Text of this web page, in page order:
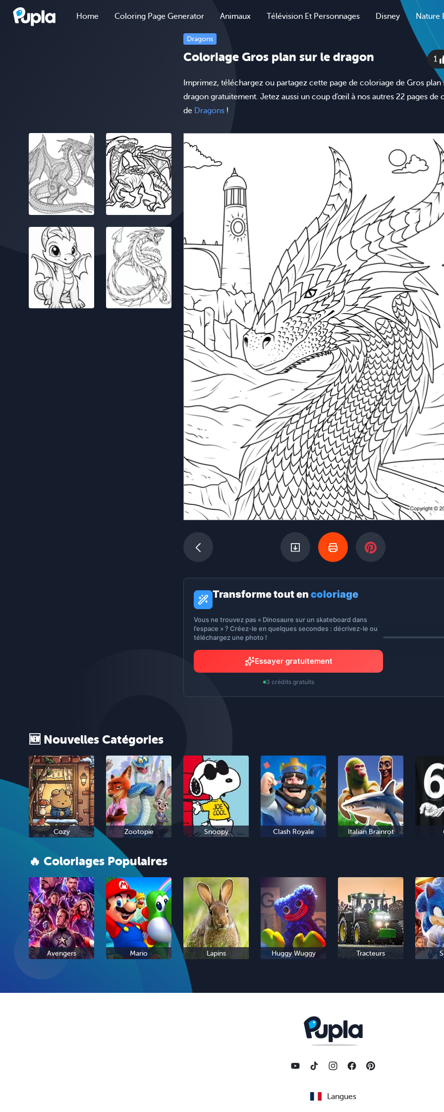
Home Coloring Page Generator Animaux Télévision Et Personnages Disney Nature
Dragons
Coloriage Gros plan sur le dragon 1
Imprimez, téléchargez ou partagez cette page de coloriage de Gros plan
dragon gratuitement. Jetez aussi un coup d'œil à nos autres 22 pages de
de Dragons !
Transforme tout en coloriage
Vous ne trouvez pas « Dinosaure sur un skateboard dans
l’espace » ? Créez-le en quelques secondes : décrivez-le ou
téléchargez une photo !
Essayer gratuitement
3 crédits gratuits
🆕 Nouvelles Catégories
Cozy Zootopie Snoopy Clash Royale Italian Brainrot
🔥 Coloriages Populaires
Avengers Mario Lapins Huggy Wuggy Tracteurs
Langues